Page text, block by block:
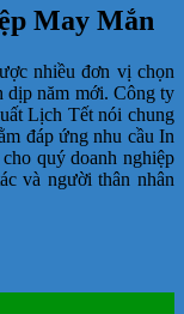
May Mắn
nhiều đơn vị chọn
dịp năm mới. Công ty
Lịch Tết nói chung
đáp ứng nhu cầu In
quý doanh nghiệp
và người thân nhân